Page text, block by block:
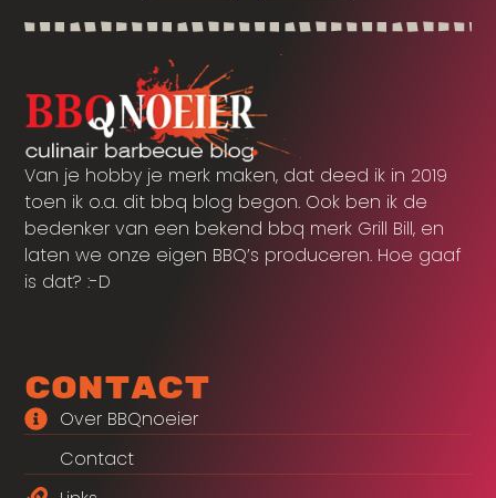
Van je hobby je merk maken, dat deed ik in 2019
toen ik o.a. dit bbq blog begon. Ook ben ik de
bedenker van een bekend bbq merk Grill Bill, en
laten we onze eigen BBQ’s produceren. Hoe gaaf
is dat? :-D
Contact
Over BBQnoeier
Contact